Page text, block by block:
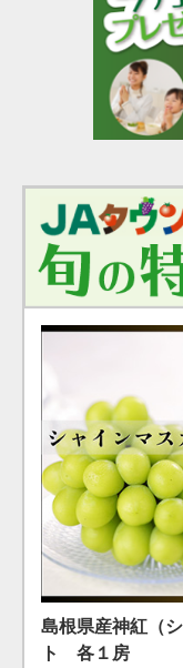
島根県産 シャイ
旬〜8月上旬）
島根県産神紅（
ト 各１房
島根県産 アール
（税込）